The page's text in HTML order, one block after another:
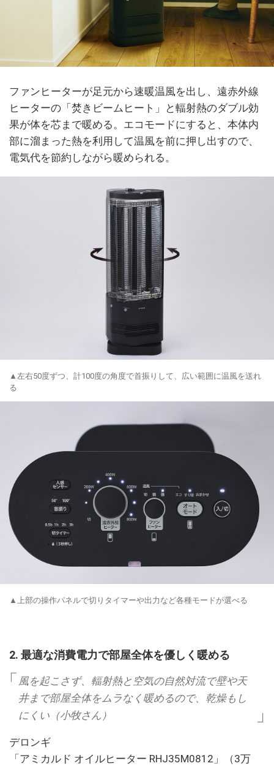
ファンヒーターが足元から速暖温風を出し、遠赤外線
ヒーターの「焚きビームヒート」と輻射熱のダブル効
果が体を芯まで暖める。エコモードにすると、本体内
部に溜まった熱を利用して温風を前に押し出すので、
電気代を節約しながら暖められる。
▲左右50度ずつ、計100度の角度で首振りして、広い範囲に温風を送れ
る
▲上部の操作パネルで切りタイマーや出力など各種モードが選べる
2. 最適な消費電力で部屋全体を優しく暖める
風を起こさず、輻射熱と空気の自然対流で壁や天
井まで部屋全体をムラなく暖めるので、乾燥もし
にくい（小牧さん）
デロンギ
「アミカルド オイルヒーター RHJ35M0812」（3万